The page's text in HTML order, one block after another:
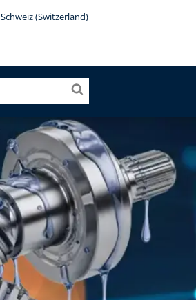
Schweiz (Switzerland)